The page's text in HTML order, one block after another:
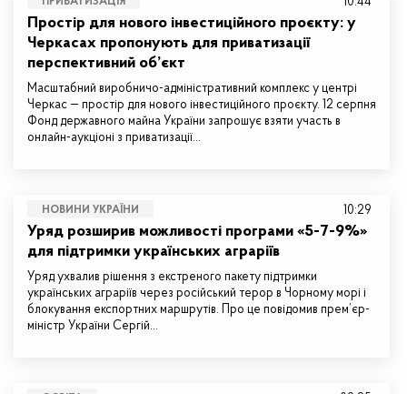
Простір для нового інвестиційного проєкту: у
Черкасах пропонують для приватизації
перспективний об’єкт
Масштабний виробничо-адміністративний комплекс у центрі
Черкас — простір для нового інвестиційного проєкту. 12 серпня
Фонд державного майна України запрошує взяти участь в
онлайн-аукціоні з приватизації…
НОВИНИ УКРАЇНИ
Уряд розширив можливості програми «5-7-9%»
для підтримки українських аграріїв
Уряд ухвалив рішення з екстреного пакету підтримки
українських аграріїв через російський терор в Чорному морі і
блокування експортних маршрутів. Про це повідомив прем’єр-
міністр України Сергій…
10:29